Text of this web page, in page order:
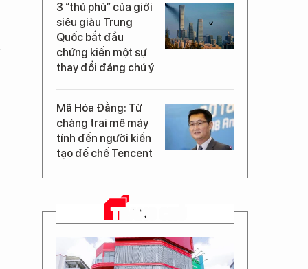
3 “thủ phủ” của giới
siêu giàu Trung
Quốc bắt đầu
chứng kiến một sự
thay đổi đáng chú ý
Mã Hóa Đằng: Từ
chàng trai mê máy
tính đến người kiến
tạo đế chế Tencent
TRANG CHỦ